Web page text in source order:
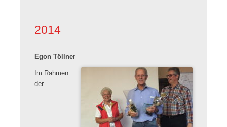
2014
Egon Töllner
Im Rahmen
der